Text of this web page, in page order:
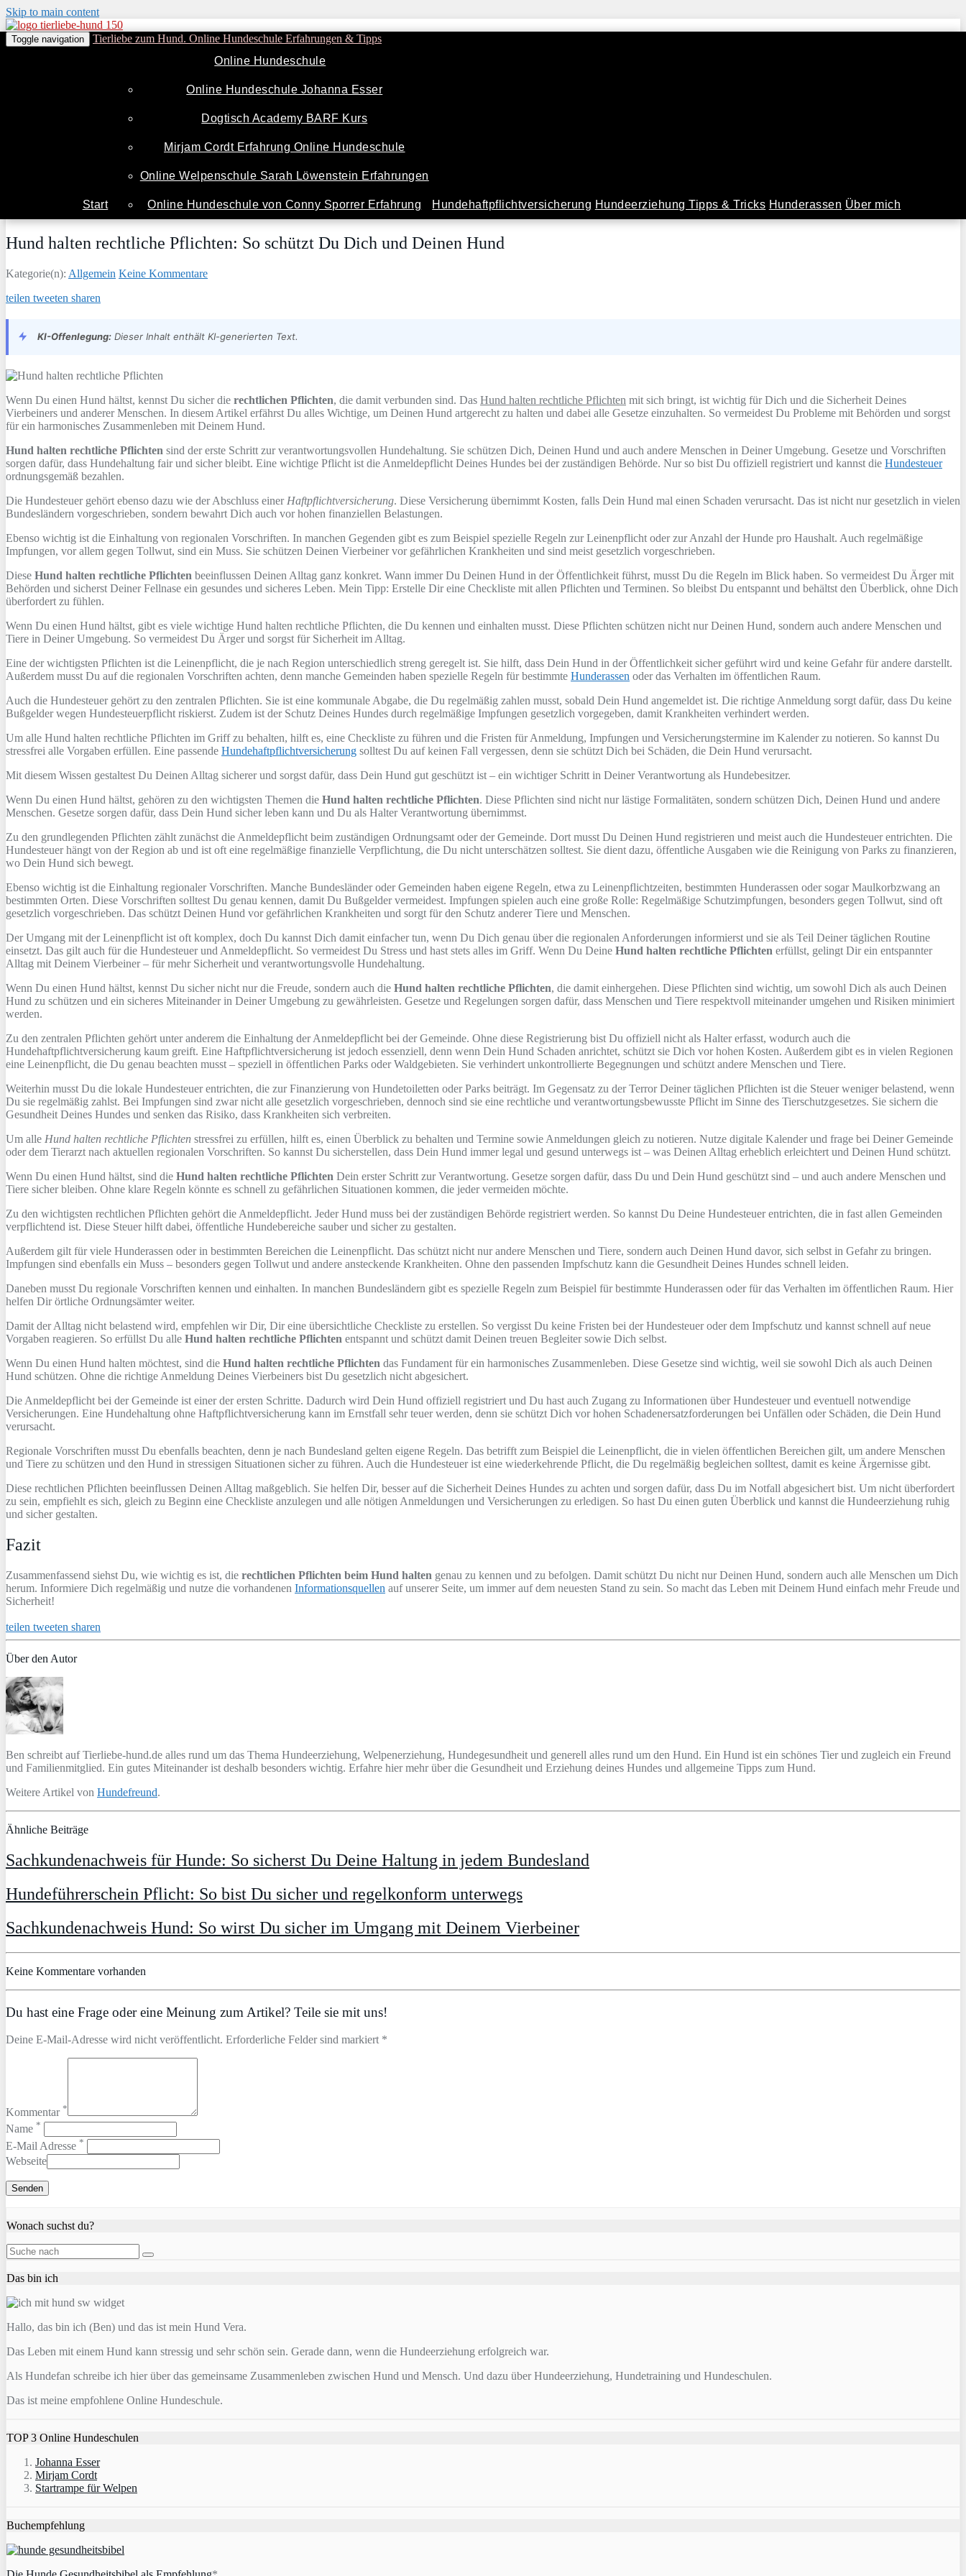
Skip to main content
Toggle navigation Tierliebe zum Hund. Online Hundeschule Erfahrungen & Tipps
Start
Online Hundeschule
Online Hundeschule Johanna Esser
Dogtisch Academy BARF Kurs
Mirjam Cordt Erfahrung Online Hundeschule
Online Welpenschule Sarah Löwenstein Erfahrungen
Online Hundeschule von Conny Sporrer Erfahrung Hundehaftpflichtversicherung Hundeerziehung Tipps & Tricks Hunderassen Über mich
Hund halten rechtliche Pflichten: So schützt Du Dich und Deinen Hund
Kategorie(n): Allgemein Keine Kommentare
teilen tweeten sharen
KI-Offenlegung: Dieser Inhalt enthält KI-generierten Text.
Wenn Du einen Hund hältst, kennst Du sicher die rechtlichen Pflichten, die damit verbunden sind. Das Hund halten rechtliche Pflichten mit sich bringt, ist wichtig für Dich und die Sicherheit Deines
Vierbeiners und anderer Menschen. In diesem Artikel erfährst Du alles Wichtige, um Deinen Hund artgerecht zu halten und dabei alle Gesetze einzuhalten. So vermeidest Du Probleme mit Behörden und sorgst
für ein harmonisches Zusammenleben mit Deinem Hund.
Hund halten rechtliche Pflichten sind der erste Schritt zur verantwortungsvollen Hundehaltung. Sie schützen Dich, Deinen Hund und auch andere Menschen in Deiner Umgebung. Gesetze und Vorschriften
sorgen dafür, dass Hundehaltung fair und sicher bleibt. Eine wichtige Pflicht ist die Anmeldepflicht Deines Hundes bei der zuständigen Behörde. Nur so bist Du offiziell registriert und kannst die Hundesteuer
ordnungsgemäß bezahlen.
Die Hundesteuer gehört ebenso dazu wie der Abschluss einer Haftpflichtversicherung. Diese Versicherung übernimmt Kosten, falls Dein Hund mal einen Schaden verursacht. Das ist nicht nur gesetzlich in vielen
Bundesländern vorgeschrieben, sondern bewahrt Dich auch vor hohen finanziellen Belastungen.
Ebenso wichtig ist die Einhaltung von regionalen Vorschriften. In manchen Gegenden gibt es zum Beispiel spezielle Regeln zur Leinenpflicht oder zur Anzahl der Hunde pro Haushalt. Auch regelmäßige
Impfungen, vor allem gegen Tollwut, sind ein Muss. Sie schützen Deinen Vierbeiner vor gefährlichen Krankheiten und sind meist gesetzlich vorgeschrieben.
Diese Hund halten rechtliche Pflichten beeinflussen Deinen Alltag ganz konkret. Wann immer Du Deinen Hund in der Öffentlichkeit führst, musst Du die Regeln im Blick haben. So vermeidest Du Ärger mit
Behörden und sicherst Deiner Fellnase ein gesundes und sicheres Leben. Mein Tipp: Erstelle Dir eine Checkliste mit allen Pflichten und Terminen. So bleibst Du entspannt und behältst den Überblick, ohne Dich
überfordert zu fühlen.
Wenn Du einen Hund hältst, gibt es viele wichtige Hund halten rechtliche Pflichten, die Du kennen und einhalten musst. Diese Pflichten schützen nicht nur Deinen Hund, sondern auch andere Menschen und
Tiere in Deiner Umgebung. So vermeidest Du Ärger und sorgst für Sicherheit im Alltag.
Eine der wichtigsten Pflichten ist die Leinenpflicht, die je nach Region unterschiedlich streng geregelt ist. Sie hilft, dass Dein Hund in der Öffentlichkeit sicher geführt wird und keine Gefahr für andere darstellt.
Außerdem musst Du auf die regionalen Vorschriften achten, denn manche Gemeinden haben spezielle Regeln für bestimmte Hunderassen oder das Verhalten im öffentlichen Raum.
Auch die Hundesteuer gehört zu den zentralen Pflichten. Sie ist eine kommunale Abgabe, die Du regelmäßig zahlen musst, sobald Dein Hund angemeldet ist. Die richtige Anmeldung sorgt dafür, dass Du keine
Bußgelder wegen Hundesteuerpflicht riskierst. Zudem ist der Schutz Deines Hundes durch regelmäßige Impfungen gesetzlich vorgegeben, damit Krankheiten verhindert werden.
Um alle Hund halten rechtliche Pflichten im Griff zu behalten, hilft es, eine Checkliste zu führen und die Fristen für Anmeldung, Impfungen und Versicherungstermine im Kalender zu notieren. So kannst Du
stressfrei alle Vorgaben erfüllen. Eine passende Hundehaftpflichtversicherung solltest Du auf keinen Fall vergessen, denn sie schützt Dich bei Schäden, die Dein Hund verursacht.
Mit diesem Wissen gestaltest Du Deinen Alltag sicherer und sorgst dafür, dass Dein Hund gut geschützt ist – ein wichtiger Schritt in Deiner Verantwortung als Hundebesitzer.
Wenn Du einen Hund hältst, gehören zu den wichtigsten Themen die Hund halten rechtliche Pflichten. Diese Pflichten sind nicht nur lästige Formalitäten, sondern schützen Dich, Deinen Hund und andere
Menschen. Gesetze sorgen dafür, dass Dein Hund sicher leben kann und Du als Halter Verantwortung übernimmst.
Zu den grundlegenden Pflichten zählt zunächst die Anmeldepflicht beim zuständigen Ordnungsamt oder der Gemeinde. Dort musst Du Deinen Hund registrieren und meist auch die Hundesteuer entrichten. Die
Hundesteuer hängt von der Region ab und ist oft eine regelmäßige finanzielle Verpflichtung, die Du nicht unterschätzen solltest. Sie dient dazu, öffentliche Ausgaben wie die Reinigung von Parks zu finanzieren,
wo Dein Hund sich bewegt.
Ebenso wichtig ist die Einhaltung regionaler Vorschriften. Manche Bundesländer oder Gemeinden haben eigene Regeln, etwa zu Leinenpflichtzeiten, bestimmten Hunderassen oder sogar Maulkorbzwang an
bestimmten Orten. Diese Vorschriften solltest Du genau kennen, damit Du Bußgelder vermeidest. Impfungen spielen auch eine große Rolle: Regelmäßige Schutzimpfungen, besonders gegen Tollwut, sind oft
gesetzlich vorgeschrieben. Das schützt Deinen Hund vor gefährlichen Krankheiten und sorgt für den Schutz anderer Tiere und Menschen.
Der Umgang mit der Leinenpflicht ist oft komplex, doch Du kannst Dich damit einfacher tun, wenn Du Dich genau über die regionalen Anforderungen informierst und sie als Teil Deiner täglichen Routine
einsetzt. Das gilt auch für die Hundesteuer und Anmeldepflicht. So vermeidest Du Stress und hast stets alles im Griff. Wenn Du Deine Hund halten rechtliche Pflichten erfüllst, gelingt Dir ein entspannter
Alltag mit Deinem Vierbeiner – für mehr Sicherheit und verantwortungsvolle Hundehaltung.
Wenn Du einen Hund hältst, kennst Du sicher nicht nur die Freude, sondern auch die Hund halten rechtliche Pflichten, die damit einhergehen. Diese Pflichten sind wichtig, um sowohl Dich als auch Deinen
Hund zu schützen und ein sicheres Miteinander in Deiner Umgebung zu gewährleisten. Gesetze und Regelungen sorgen dafür, dass Menschen und Tiere respektvoll miteinander umgehen und Risiken minimiert
werden.
Zu den zentralen Pflichten gehört unter anderem die Einhaltung der Anmeldepflicht bei der Gemeinde. Ohne diese Registrierung bist Du offiziell nicht als Halter erfasst, wodurch auch die
Hundehaftpflichtversicherung kaum greift. Eine Haftpflichtversicherung ist jedoch essenziell, denn wenn Dein Hund Schaden anrichtet, schützt sie Dich vor hohen Kosten. Außerdem gibt es in vielen Regionen
eine Leinenpflicht, die Du genau beachten musst – speziell in öffentlichen Parks oder Waldgebieten. Sie verhindert unkontrollierte Begegnungen und schützt andere Menschen und Tiere.
Weiterhin musst Du die lokale Hundesteuer entrichten, die zur Finanzierung von Hundetoiletten oder Parks beiträgt. Im Gegensatz zu der Terror Deiner täglichen Pflichten ist die Steuer weniger belastend, wenn
Du sie regelmäßig zahlst. Bei Impfungen sind zwar nicht alle gesetzlich vorgeschrieben, dennoch sind sie eine rechtliche und verantwortungsbewusste Pflicht im Sinne des Tierschutzgesetzes. Sie sichern die
Gesundheit Deines Hundes und senken das Risiko, dass Krankheiten sich verbreiten.
Um alle Hund halten rechtliche Pflichten stressfrei zu erfüllen, hilft es, einen Überblick zu behalten und Termine sowie Anmeldungen gleich zu notieren. Nutze digitale Kalender und frage bei Deiner Gemeinde
oder dem Tierarzt nach aktuellen regionalen Vorschriften. So kannst Du sicherstellen, dass Dein Hund immer legal und gesund unterwegs ist – was Deinen Alltag erheblich erleichtert und Deinen Hund schützt.
Wenn Du einen Hund hältst, sind die Hund halten rechtliche Pflichten Dein erster Schritt zur Verantwortung. Gesetze sorgen dafür, dass Du und Dein Hund geschützt sind – und auch andere Menschen und
Tiere sicher bleiben. Ohne klare Regeln könnte es schnell zu gefährlichen Situationen kommen, die jeder vermeiden möchte.
Zu den wichtigsten rechtlichen Pflichten gehört die Anmeldepflicht. Jeder Hund muss bei der zuständigen Behörde registriert werden. So kannst Du Deine Hundesteuer entrichten, die in fast allen Gemeinden
verpflichtend ist. Diese Steuer hilft dabei, öffentliche Hundebereiche sauber und sicher zu gestalten.
Außerdem gilt für viele Hunderassen oder in bestimmten Bereichen die Leinenpflicht. Das schützt nicht nur andere Menschen und Tiere, sondern auch Deinen Hund davor, sich selbst in Gefahr zu bringen.
Impfungen sind ebenfalls ein Muss – besonders gegen Tollwut und andere ansteckende Krankheiten. Ohne den passenden Impfschutz kann die Gesundheit Deines Hundes schnell leiden.
Daneben musst Du regionale Vorschriften kennen und einhalten. In manchen Bundesländern gibt es spezielle Regeln zum Beispiel für bestimmte Hunderassen oder für das Verhalten im öffentlichen Raum. Hier
helfen Dir örtliche Ordnungsämter weiter.
Damit der Alltag nicht belastend wird, empfehlen wir Dir, Dir eine übersichtliche Checkliste zu erstellen. So vergisst Du keine Fristen bei der Hundesteuer oder dem Impfschutz und kannst schnell auf neue
Vorgaben reagieren. So erfüllst Du alle Hund halten rechtliche Pflichten entspannt und schützt damit Deinen treuen Begleiter sowie Dich selbst.
Wenn Du einen Hund halten möchtest, sind die Hund halten rechtliche Pflichten das Fundament für ein harmonisches Zusammenleben. Diese Gesetze sind wichtig, weil sie sowohl Dich als auch Deinen
Hund schützen. Ohne die richtige Anmeldung Deines Vierbeiners bist Du gesetzlich nicht abgesichert.
Die Anmeldepflicht bei der Gemeinde ist einer der ersten Schritte. Dadurch wird Dein Hund offiziell registriert und Du hast auch Zugang zu Informationen über Hundesteuer und eventuell notwendige
Versicherungen. Eine Hundehaltung ohne Haftpflichtversicherung kann im Ernstfall sehr teuer werden, denn sie schützt Dich vor hohen Schadenersatzforderungen bei Unfällen oder Schäden, die Dein Hund
verursacht.
Regionale Vorschriften musst Du ebenfalls beachten, denn je nach Bundesland gelten eigene Regeln. Das betrifft zum Beispiel die Leinenpflicht, die in vielen öffentlichen Bereichen gilt, um andere Menschen
und Tiere zu schützen und den Hund in stressigen Situationen sicher zu führen. Auch die Hundesteuer ist eine wiederkehrende Pflicht, die Du regelmäßig begleichen solltest, damit es keine Ärgernisse gibt.
Diese rechtlichen Pflichten beeinflussen Deinen Alltag maßgeblich. Sie helfen Dir, besser auf die Sicherheit Deines Hundes zu achten und sorgen dafür, dass Du im Notfall abgesichert bist. Um nicht überfordert
zu sein, empfiehlt es sich, gleich zu Beginn eine Checkliste anzulegen und alle nötigen Anmeldungen und Versicherungen zu erledigen. So hast Du einen guten Überblick und kannst die Hundeerziehung ruhig
und sicher gestalten.
Fazit
Zusammenfassend siehst Du, wie wichtig es ist, die rechtlichen Pflichten beim Hund halten genau zu kennen und zu befolgen. Damit schützt Du nicht nur Deinen Hund, sondern auch alle Menschen um Dich
herum. Informiere Dich regelmäßig und nutze die vorhandenen Informationsquellen auf unserer Seite, um immer auf dem neuesten Stand zu sein. So macht das Leben mit Deinem Hund einfach mehr Freude und
Sicherheit!
teilen tweeten sharen
Über den Autor
Ben schreibt auf Tierliebe-hund.de alles rund um das Thema Hundeerziehung, Welpenerziehung, Hundegesundheit und generell alles rund um den Hund. Ein Hund ist ein schönes Tier und zugleich ein Freund
und Familienmitglied. Ein gutes Miteinander ist deshalb besonders wichtig. Erfahre hier mehr über die Gesundheit und Erziehung deines Hundes und allgemeine Tipps zum Hund.
Weitere Artikel von Hundefreund.
Ähnliche Beiträge
Sachkundenachweis für Hunde: So sicherst Du Deine Haltung in jedem Bundesland
Hundeführerschein Pflicht: So bist Du sicher und regelkonform unterwegs
Sachkundenachweis Hund: So wirst Du sicher im Umgang mit Deinem Vierbeiner
Keine Kommentare vorhanden
Du hast eine Frage oder eine Meinung zum Artikel? Teile sie mit uns!
Deine E-Mail-Adresse wird nicht veröffentlicht. Erforderliche Felder sind markiert *
Kommentar *
Name *
E-Mail Adresse *
Webseite
Wonach suchst du?
Das bin ich
Hallo, das bin ich (Ben) und das ist mein Hund Vera.
Das Leben mit einem Hund kann stressig und sehr schön sein. Gerade dann, wenn die Hundeerziehung erfolgreich war.
Als Hundefan schreibe ich hier über das gemeinsame Zusammenleben zwischen Hund und Mensch. Und dazu über Hundeerziehung, Hundetraining und Hundeschulen.
Das ist meine empfohlene Online Hundeschule.
TOP 3 Online Hundeschulen
Johanna Esser
Mirjam Cordt
Startrampe für Welpen
Buchempfehlung